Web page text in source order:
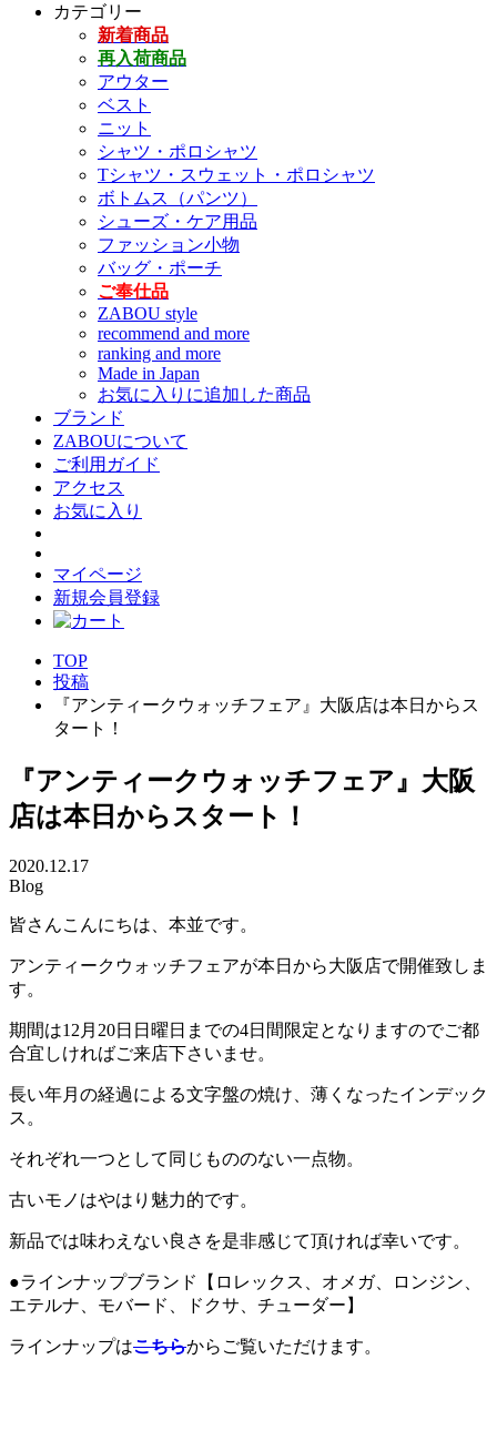
カテゴリー
新着商品
再入荷商品
アウター
ベスト
ニット
シャツ・ポロシャツ
Tシャツ・スウェット・ポロシャツ
ボトムス（パンツ）
シューズ・ケア用品
ファッション小物
バッグ・ポーチ
ご奉仕品
ZABOU style
recommend and more
ranking and more
Made in Japan
お気に入りに追加した商品
ブランド
ZABOUについて
ご利用ガイド
アクセス
お気に入り
マイページ
新規会員登録
TOP
投稿
『アンティークウォッチフェア』大阪店は本日からス
タート！
『アンティークウォッチフェア』大阪
店は本日からスタート！
2020.12.17
Blog
皆さんこんにちは、本並です。
アンティークウォッチフェアが本日から大阪店で開催致しま
す。
期間は12月20日日曜日までの4日間限定となりますのでご都
合宜しければご来店下さいませ。
長い年月の経過による文字盤の焼け、薄くなったインデック
ス。
それぞれ一つとして同じもののない一点物。
古いモノはやはり魅力的です。
新品では味わえない良さを是非感じて頂ければ幸いです。
●ラインナップブランド【ロレックス、オメガ、ロンジン、
エテルナ、モバード、ドクサ、チューダー】
ラインナップはこちらからご覧いただけます。